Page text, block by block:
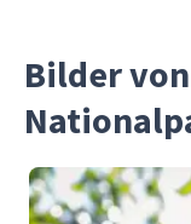
Bilder